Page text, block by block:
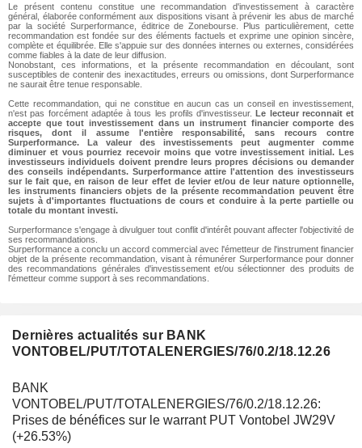
Le présent contenu constitue une recommandation d'investissement à caractère
général, élaborée conformément aux dispositions visant à prévenir les abus de marché
par la société Surperformance, éditrice de Zonebourse. Plus particulièrement, cette
recommandation est fondée sur des éléments factuels et exprime une opinion sincère,
complète et équilibrée. Elle s'appuie sur des données internes ou externes, considérées
comme fiables à la date de leur diffusion.
Nonobstant, ces informations, et la présente recommandation en découlant, sont
susceptibles de contenir des inexactitudes, erreurs ou omissions, dont Surperformance
ne saurait être tenue responsable.
Cette recommandation, qui ne constitue en aucun cas un conseil en investissement,
n'est pas forcément adaptée à tous les profils d'investisseur.Le lecteur reconnait et
accepte que tout investissement dans un instrument financier comporte des
risques, dont il assume l'entière responsabilité, sans recours contre
Surperformance. La valeur des investissements peut augmenter comme
diminuer et vous pourriez recevoir moins que votre investissement initial. Les
investisseurs individuels doivent prendre leurs propres décisions ou demander
des conseils indépendants. Surperformance attire l'attention des investisseurs
sur le fait que, en raison de leur effet de levier et/ou de leur nature optionnelle,
les instruments financiers objets de la présente recommandation peuvent être
sujets à d'importantes fluctuations de cours et conduire à la perte partielle ou
totale du montant investi.
Surperformance s'engage à divulguer tout conflit d'intérêt pouvant affecter l'objectivité de
ses recommandations.
Surperformance a conclu un accord commercial avec l'émetteur de l'instrument financier
objet de la présente recommandation, visant à rémunérer Surperformance pour donner
des recommandations générales d'investissement et/ou sélectionner des produits de
l'émetteur comme support à ses recommandations.
Dernières actualités sur BANK
VONTOBEL/PUT/TOTALENERGIES/76/0.2/18.12.26
BANK
VONTOBEL/PUT/TOTALENERGIES/76/0.2/18.12.26:
Prises de bénéfices sur le warrant PUT Vontobel JW29V
(+26.53%)